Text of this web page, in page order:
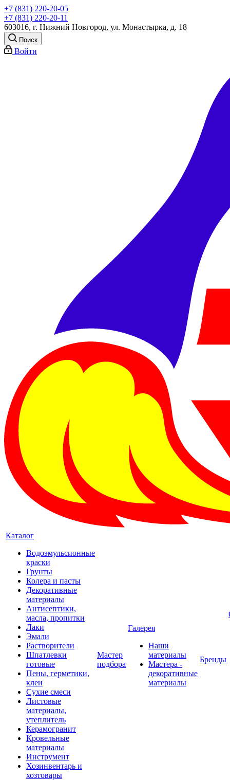
+7 (831) 220-20-05
+7 (831) 220-20-11
603016, г. Нижний Новгород, ул. Монастырка, д. 18
Поиск
Войти
Каталог
Водоэмульсионные
краски
Грунты
Колера и пасты
Декоративные
материалы
Антисептики,
масла, пропитки
Лаки
Эмали
Растворители
Шпатлевки
готовые
Пены, герметики,
клеи
Сухие смеси
Листовые
материалы,
утеплитель
Керамогранит
Кровельные
материалы
Инструмент
Хозинвентарь и
хозтовары
Мастер
подбора
Галерея
Наши
материалы
Мастера -
декоративные
материалы
Бренды